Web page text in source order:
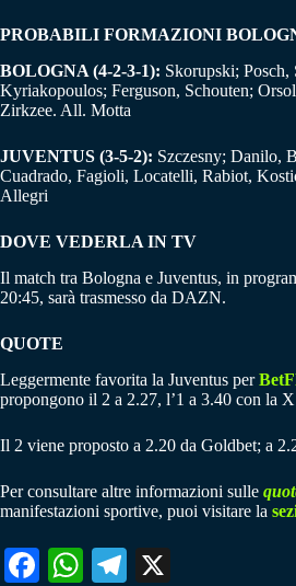
PROBABILI FORMAZIONI
BOLOGNA (4-2-3-1): Skorupski;
Kyriakopoulos; Ferguson, Schouten;
Zirkzee. All. Motta
JUVENTUS (3-5-2): Szczesny; Danilo,
Cuadrado, Fagioli, Locatelli, Rabiot,
Allegri
DOVE VEDERLA IN TV
Il match tra Bologna e Juventus, in
20:45, sarà trasmesso da DAZN.
QUOTE
Leggermente favorita la Juventus per
propongono il 2 a 2.27, l’1 a 3.40 con la
Il 2 viene proposto a 2.20 da Goldbet; a
Per consultare altre informazioni sulle
manifestazioni sportive, puoi visitare la
Fa W
Te